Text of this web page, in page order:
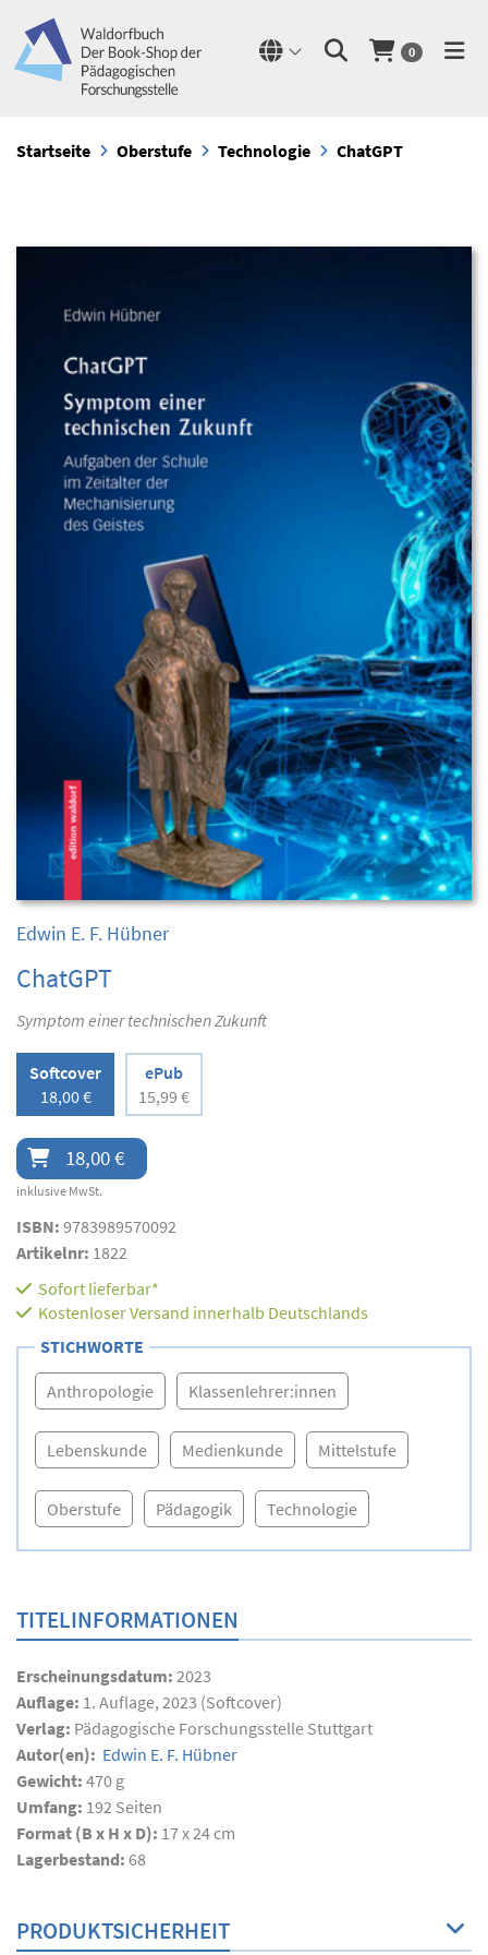
0
Startseite Oberstufe Technologie ChatGPT
Edwin E. F. Hübner
ChatGPT
Symptom einer technischen Zukunft
Softcover
18,00 €
ePub
15,99 €
18,00 €
inklusive MwSt.
ISBN: 9783989570092
Artikelnr: 1822
Sofort lieferbar*
Kostenloser Versand innerhalb Deutschlands
STICHWORTE
Anthropologie Klassenlehrer:innen
Lebenskunde Medienkunde Mittelstufe
Oberstufe Pädagogik Technologie
TITELINFORMATIONEN
Erscheinungsdatum: 2023
Auflage: 1. Auflage, 2023 (Softcover)
Verlag: Pädagogische Forschungsstelle Stuttgart
Autor(en): Edwin E. F. Hübner
Gewicht: 470 g
Umfang: 192 Seiten
Format (B x H x D): 17 x 24 cm
Lagerbestand: 68
PRODUKTSICHERHEIT